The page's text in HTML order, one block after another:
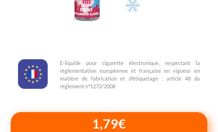
E-liquide pour cigarette électronique, respectant la
réglementation européenne et française en vigueur en
matière de fabrication et d’étiquetage : article 48 du
règlement n°1272/2008
1,79€